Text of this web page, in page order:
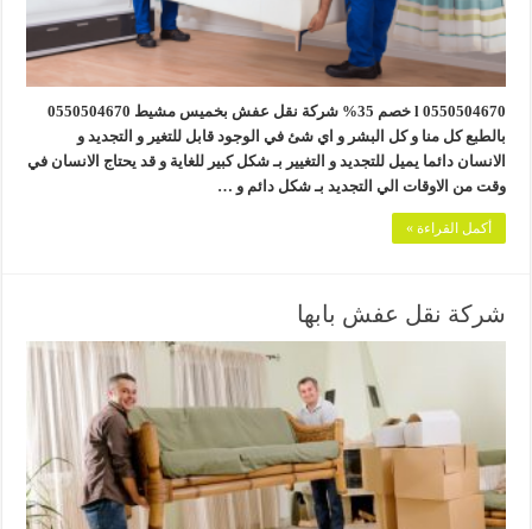
0550504670 l خصم 35% شركة نقل عفش بخميس مشيط 0550504670
بالطبع كل منا و كل البشر و اي شئ في الوجود قابل للتغير و التجديد و
الانسان دائما يميل للتجديد و التغيير بـ شكل كبير للغاية و قد يحتاج الانسان في
وقت من الاوقات الي التجديد بـ شكل دائم و …
أكمل القراءة »
شركة نقل عفش بابها